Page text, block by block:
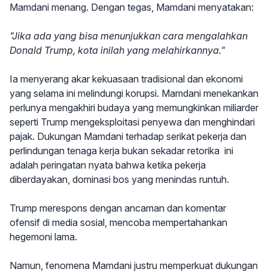
Mamdani menang. Dengan tegas, Mamdani menyatakan:
"Jika ada yang bisa menunjukkan cara mengalahkan
Donald Trump, kota inilah yang melahirkannya."
Ia menyerang akar kekuasaan tradisional dan ekonomi
yang selama ini melindungi korupsi. Mamdani menekankan
perlunya mengakhiri budaya yang memungkinkan miliarder
seperti Trump mengeksploitasi penyewa dan menghindari
pajak. Dukungan Mamdani terhadap serikat pekerja dan
perlindungan tenaga kerja bukan sekadar retorika ini
adalah peringatan nyata bahwa ketika pekerja
diberdayakan, dominasi bos yang menindas runtuh.
Trump merespons dengan ancaman dan komentar
ofensif di media sosial, mencoba mempertahankan
hegemoni lama.
Namun, fenomena Mamdani justru memperkuat dukungan